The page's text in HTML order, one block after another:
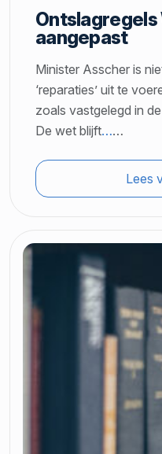
Ontslagregels
aangepast
Minister Asscher is
‘reparaties’ uit te
zoals vastgelegd in
De wet blijft……
Lees